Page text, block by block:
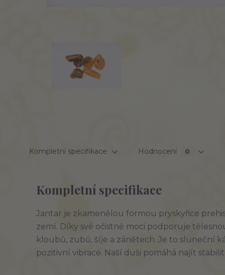
Kompletní specifikace Hodnocení 0
Kompletní specifikace
Jantar je zkamenělou formou pryskyřice
zemí. Díky své očistné moci podporuje
kloubů, zubů, šíje a zánětech. Je to sluneční
pozitivní vibrace. Naší duši pomáhá najít